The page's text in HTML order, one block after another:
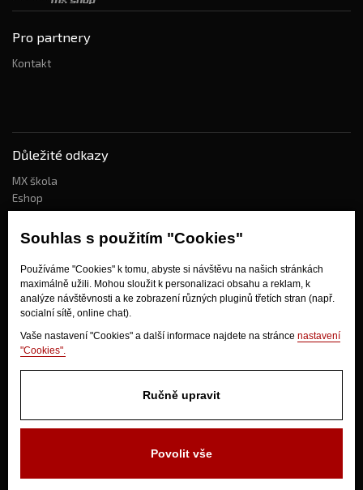
Souhlas s použitím "Cookies"
Používáme "Cookies" k tomu, abyste si návštěvu na našich stránkách
maximálně užili. Mohou sloužit k personalizaci obsahu a reklam, k
analýze návštěvnosti a ke zobrazení různých pluginů třetích stran (např.
socialní sítě, online chat).
Vaše nastavení "Cookies" a další informace najdete na stránce nastavení
"Cookies".
Ručně upravit
Povolit vše
Pro partnery
Kontakt
Důležité odkazy
MX škola
Eshop
Kdo jsme?
Jak nakupovat?
Obchodní podmínky
Doprava
Odstoupení od kupní smlouvy
280 02 Kolín